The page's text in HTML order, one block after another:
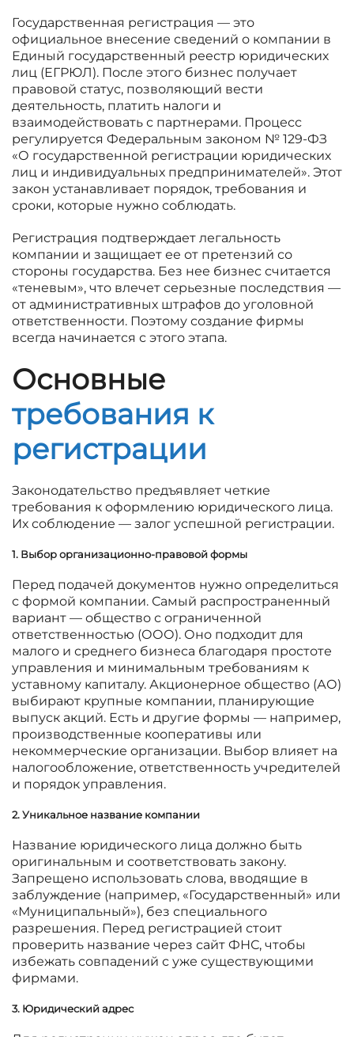
Государственная регистрация — это
официальное внесение сведений о компании в
Единый государственный реестр юридических
лиц (ЕГРЮЛ). После этого бизнес получает
правовой статус, позволяющий вести
деятельность, платить налоги и
взаимодействовать с партнерами. Процесс
регулируется Федеральным законом № 129-ФЗ
«О государственной регистрации юридических
лиц и индивидуальных предпринимателей». Этот
закон устанавливает порядок, требования и
сроки, которые нужно соблюдать.
Регистрация подтверждает легальность
компании и защищает ее от претензий со
стороны государства. Без нее бизнес считается
«теневым», что влечет серьезные последствия —
от административных штрафов до уголовной
ответственности. Поэтому создание фирмы
всегда начинается с этого этапа.
Основные
требования к
регистрации
Законодательство предъявляет четкие
требования к оформлению юридического лица.
Их соблюдение — залог успешной регистрации.
1. Выбор организационно-правовой формы
Перед подачей документов нужно определиться
с формой компании. Самый распространенный
вариант — общество с ограниченной
ответственностью (ООО). Оно подходит для
малого и среднего бизнеса благодаря простоте
управления и минимальным требованиям к
уставному капиталу. Акционерное общество (АО)
выбирают крупные компании, планирующие
выпуск акций. Есть и другие формы — например,
производственные кооперативы или
некоммерческие организации. Выбор влияет на
налогообложение, ответственность учредителей
и порядок управления.
2. Уникальное название компании
Название юридического лица должно быть
оригинальным и соответствовать закону.
Запрещено использовать слова, вводящие в
заблуждение (например, «Государственный» или
«Муниципальный»), без специального
разрешения. Перед регистрацией стоит
проверить название через сайт ФНС, чтобы
избежать совпадений с уже существующими
фирмами.
3. Юридический адрес